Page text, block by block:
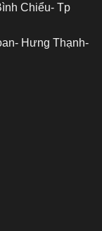
Chiểu- Tp
Hưng Thạnh-